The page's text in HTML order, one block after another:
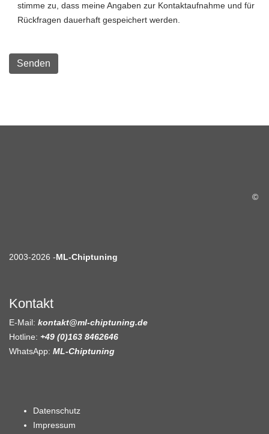
stimme zu, dass meine Angaben zur Kontaktaufnahme und für
Rückfragen dauerhaft gespeichert werden.
©
2003-2026 -ML-Chiptuning
Kontakt
E-Mail: kontakt@ml-chiptuning.de
Hotline: +49 (0)163 8462646
WhatsApp: ML-Chiptuning
Datenschutz
Impressum